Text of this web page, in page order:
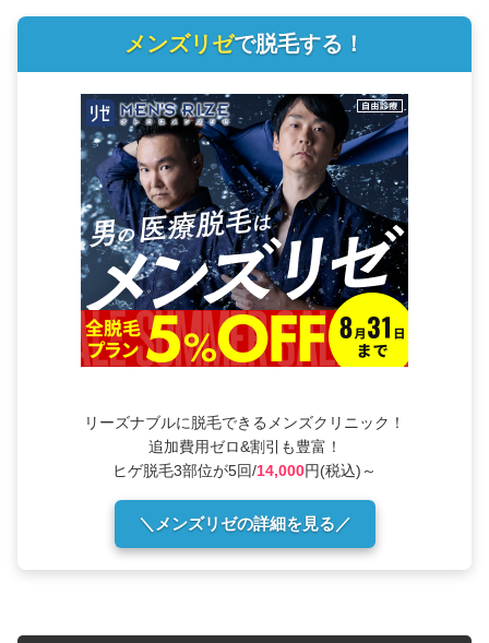
メンズリゼで脱毛する！
リーズナブルに脱毛できるメンズクリニック！
追加費用ゼロ&割引も豊富！
ヒゲ脱毛3部位が5回/14,000円(税込)～
＼メンズリゼの詳細を見る／